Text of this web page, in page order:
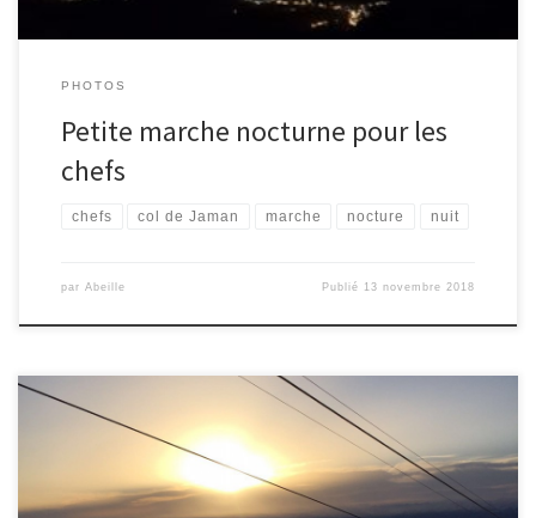
PHOTOS
Petite marche nocturne pour les
chefs
chefs col de Jaman marche nocture nuit
par Abeille Publié 13 novembre 2018
Samedi matin, les Picos sont partis aux Rasses pour leur
traditionnel camp d’hiver. Entre les averses de pluie, celles de